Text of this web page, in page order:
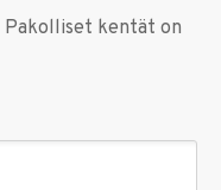
Pakolliset kentät on